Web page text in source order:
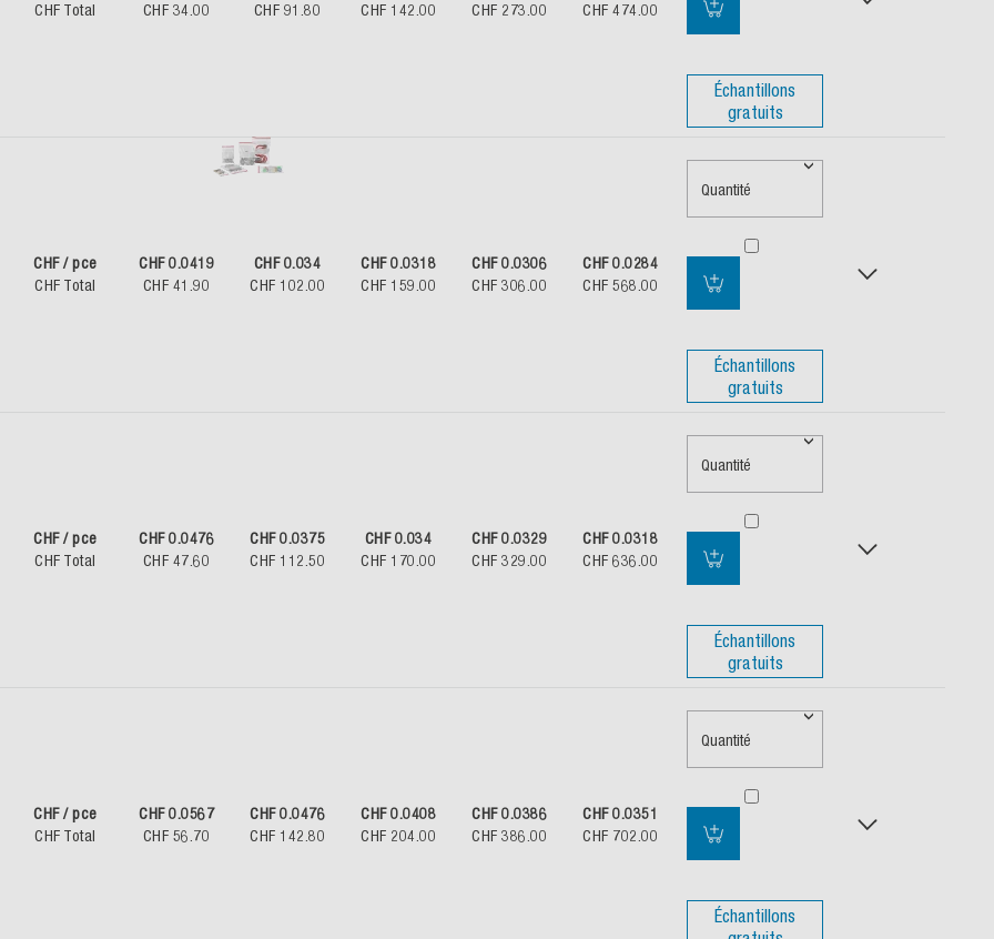
CHF Total
CHF 34.00
CHF 91.80
CHF 142.00
CHF 273.00
CHF 474.00
Échantillons
gratuits
CHF / pce
CHF Total
CHF 0.0419
CHF 41.90
CHF 0.034
CHF 102.00
CHF 0.0318
CHF 159.00
CHF 0.0306
CHF 306.00
CHF 0.0284
CHF 568.00
Quantité
Échantillons
gratuits
CHF / pce
CHF Total
CHF 0.0476
CHF 47.60
CHF 0.0375
CHF 112.50
CHF 0.034
CHF 170.00
CHF 0.0329
CHF 329.00
CHF 0.0318
CHF 636.00
Quantité
Échantillons
gratuits
CHF / pce
CHF Total
CHF 0.0567
CHF 56.70
CHF 0.0476
CHF 142.80
CHF 0.0408
CHF 204.00
CHF 0.0386
CHF 386.00
CHF 0.0351
CHF 702.00
Quantité
Échantillons